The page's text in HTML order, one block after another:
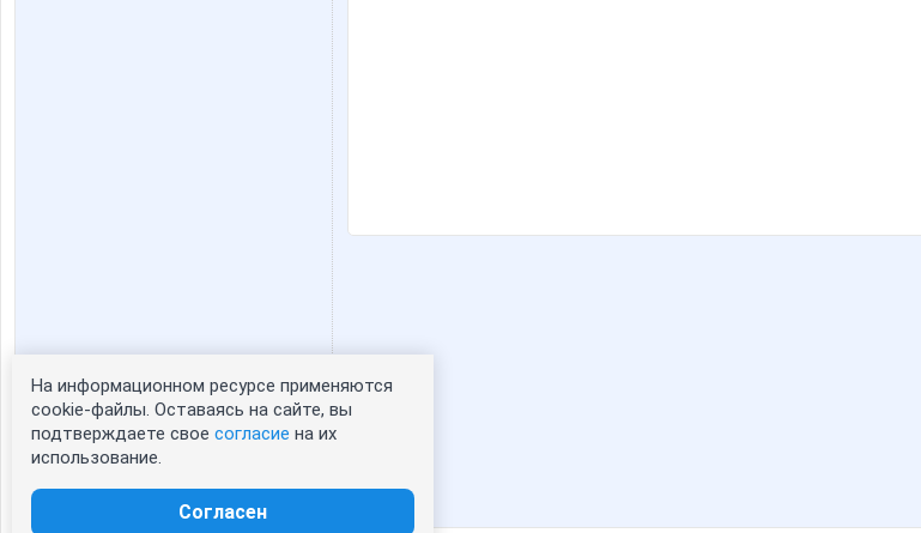
Статистика портрета:
сейчас просматривают портрет - 0
зарегистрированные пользователи
На информационном ресурсе применяются
cookie-файлы. Оставаясь на сайте, вы
подтверждаете свое согласие на их
использование.
Согласен